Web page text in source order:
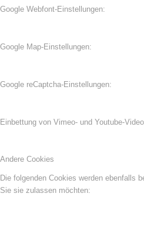
Google Webfont-Einstellungen:
Google Map-Einstellungen:
Google reCaptcha-Einstellungen:
Einbettung von Vimeo- und Youtube-
Andere Cookies
Die folgenden Cookies werden ebenfalls
Sie sie zulassen möchten: